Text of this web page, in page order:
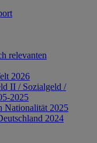
relevanten
2026
II / Sozialgeld /
2025
Nationalität 2025
2024